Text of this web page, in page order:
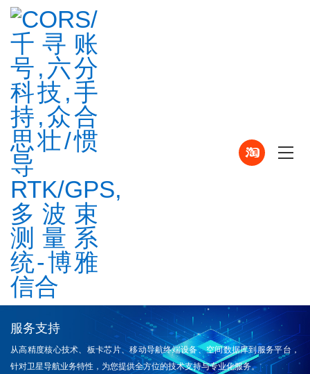
服务支持
从高精度核心技术、板卡芯片、移动导航终端设备、空间数据库到服务平台，
针对卫星导航业务特性，为您提供全方位的技术支持与专业化服务。